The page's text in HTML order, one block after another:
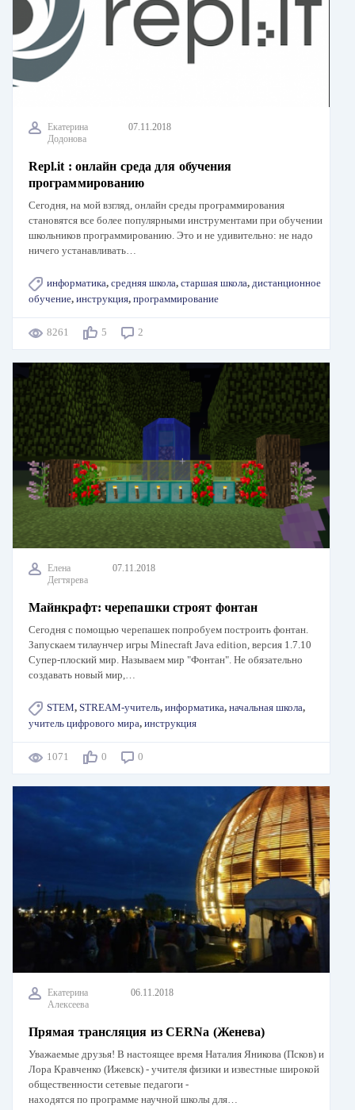
Екатерина
Додонова
07.11.2018
Repl.it : онлайн среда для обучения
программированию
Сегодня, на мой взгляд, онлайн среды программирования
становятся все более популярными инструментами при обучении
школьников программированию. Это и не удивительно: не надо
ничего устанавливать…
информатика, средняя школа, старшая школа, дистанционное
обучение, инструкция, программирование
8261 5 2
Елена
Дегтярева
07.11.2018
Майнкрафт: черепашки строят фонтан
Сегодня с помощью черепашек попробуем построить фонтан.
Запускаем тилаунчер игры Minecraft Java edition, версия 1.7.10
Супер-плоский мир. Называем мир "Фонтан". Не обязательно
создавать новый мир,…
STEM, STREAM-учитель, информатика, начальная школа,
учитель цифрового мира, инструкция
1071 0 0
Екатерина
Алексеева
06.11.2018
Прямая трансляция из CERNа (Женева)
Уважаемые друзья! В настоящее время Наталия Яникова (Псков) и
Лора Кравченко (Ижевск) - учителя физики и известные широкой
общественности сетевые педагоги -
находятся по программе научной школы для…